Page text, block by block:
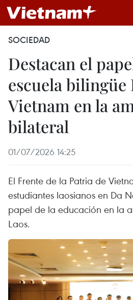
SOCIEDAD
Destacan el
escuela bilingüe
Vietnam en la
bilateral
01/07/2026 14:25
El Frente de la Patria de
estudiantes laosianos en Da
papel de la educación en la
Laos.